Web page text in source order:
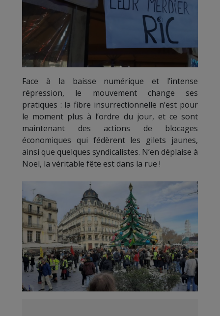
Face à la baisse numérique et l’intense
répression, le mouvement change ses
pratiques : la fibre insurrectionnelle n’est pour
le moment plus à l’ordre du jour, et ce sont
maintenant des actions de blocages
économiques qui fédèrent les gilets jaunes,
ainsi que quelques syndicalistes. N’en déplaise à
Noël, la véritable fête est dans la rue !